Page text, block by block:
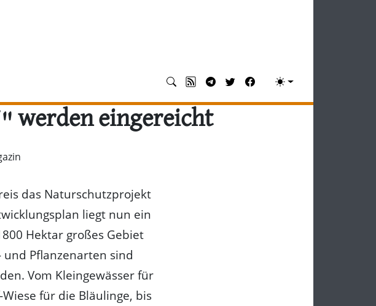
werden eingereicht
das Naturschutzprojekt
liegt nun ein
Hektar großes Gebiet
Pflanzenarten sind
Vom Kleingewässer für
für die Bläulinge, bis